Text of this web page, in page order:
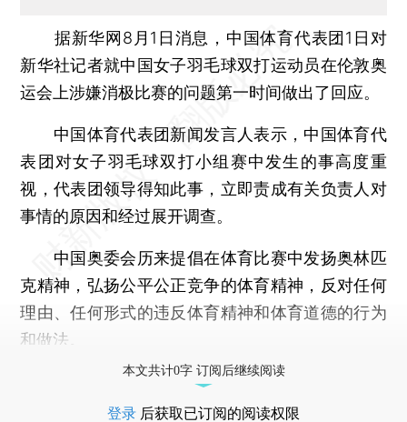
据新华网8月1日消息，中国体育代表团1日对
新华社记者就中国女子羽毛球双打运动员在伦敦奥
运会上涉嫌消极比赛的问题第一时间做出了回应。
中国体育代表团新闻发言人表示，中国体育代
表团对女子羽毛球双打小组赛中发生的事高度重
视，代表团领导得知此事，立即责成有关负责人对
事情的原因和经过展开调查。
中国奥委会历来提倡在体育比赛中发扬奥林匹
克精神，弘扬公平公正竞争的体育精神，反对任何
理由、任何形式的违反体育精神和体育道德的行为
和做法。
本文共计0字 订阅后继续阅读
登录 后获取已订阅的阅读权限